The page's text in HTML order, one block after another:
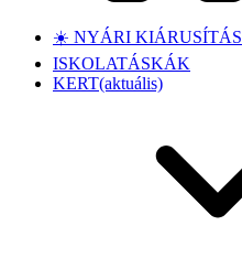
☀️ NYÁRI KIÁRUSÍTÁS
ISKOLATÁSKÁK
KERT(aktuális)